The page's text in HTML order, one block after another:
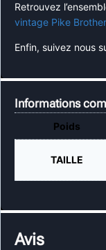
Retrouvez
vintage Pike
Enfin, suivez nous
Informations
Poids
TAILLE
Avis